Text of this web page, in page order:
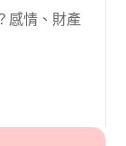
感情、財產